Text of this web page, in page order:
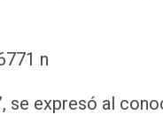
se expresó al